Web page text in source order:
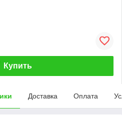
Купить
Доставка Оплата